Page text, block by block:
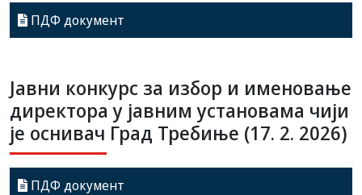
ПДФ документ
Јавни конкурс за избор и именовање
директора у јавним установама чији
је оснивач Град Требиње (17. 2. 2026)
ПДФ документ